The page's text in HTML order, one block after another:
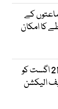
کے
کا امکان
دھرنے کا مسئلہ حل ہوا تو 20 یا 21 اگست کو
الیکشن